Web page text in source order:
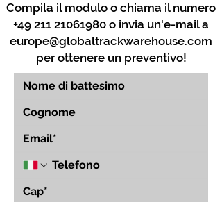
Compila il modulo o chiama il numero
+49 211 21061980 o invia un'e-mail a
europe@globaltrackwarehouse.com
per ottenere un preventivo!